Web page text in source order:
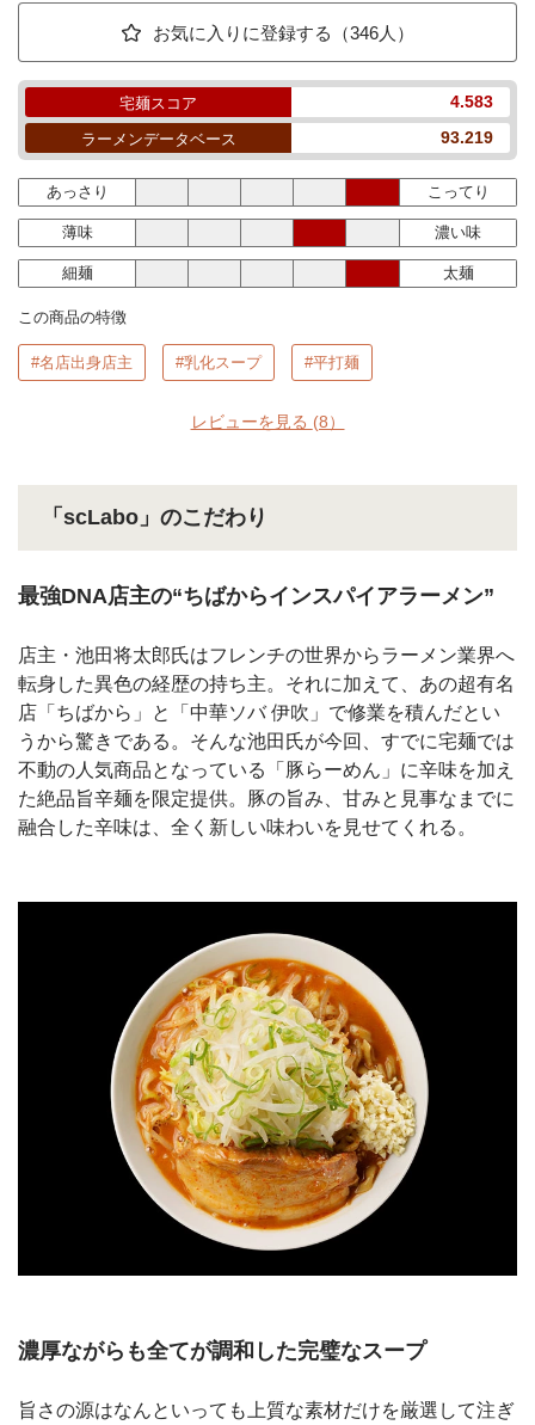
お気に入りに登録する（346人）
宅麺スコア 4.583
ラーメンデータベース 93.219
あっさり こってり
薄味 濃い味
細麺 太麺
この商品の特徴
#名店出身店主 #乳化スープ #平打麺
レビューを見る (8）
「scLabo」のこだわり
最強DNA店主の“ちばからインスパイアラーメン”
店主・池田将太郎氏はフレンチの世界からラーメン業界へ
転身した異色の経歴の持ち主。それに加えて、あの超有名
店「ちばから」と「中華ソバ 伊吹」で修業を積んだとい
うから驚きである。そんな池田氏が今回、すでに宅麺では
不動の人気商品となっている「豚らーめん」に辛味を加え
た絶品旨辛麺を限定提供。豚の旨み、甘みと見事なまでに
融合した辛味は、全く新しい味わいを見せてくれる。
濃厚ながらも全てが調和した完璧なスープ
旨さの源はなんといっても上質な素材だけを厳選して注ぎ